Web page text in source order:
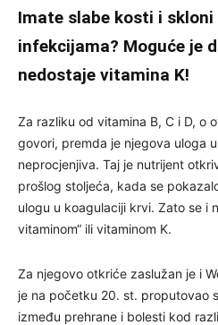
Imate slabe kosti i
infekcijama? Moguće je
nedostaje vitamina K!
Za razliku od vitamina B, C i D, o
govori, premda je njegova uloga
neprocjenjiva. Taj je nutrijent
prošlog stoljeća, kada se
ulogu u koagulaciji krvi. Zato se i
vitaminom“ ili vitaminom K.
Za njegovo otkriće zaslužan je i
je na početku 20. st. proputovao
između prehrane i bolesti kod